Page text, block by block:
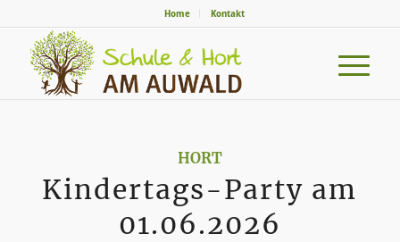
Home Kontakt
HORT
Kindertags-Party am
01.06.2026